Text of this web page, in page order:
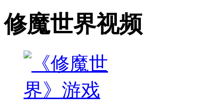
修魔世界视频